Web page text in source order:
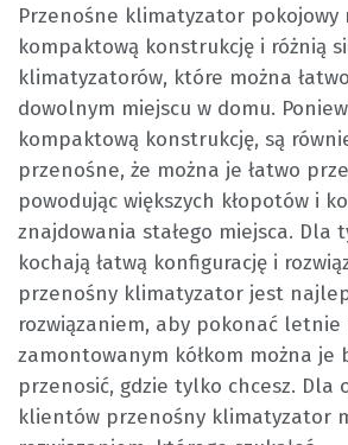
Przenośne klimatyzator pokojowy
kompaktową konstrukcję i różnią
klimatyzatorów, które można
dowolnym miejscu w domu.
kompaktową konstrukcję, są
przenośne, że można je łatwo
powodując większych kłopotów i
znajdowania stałego miejsca. Dla
kochają łatwą konfigurację i
przenośny klimatyzator jest
rozwiązaniem, aby pokonać letnie
zamontowanym kółkom można je
przenosić, gdzie tylko chcesz. Dla
klientów przenośny klimatyzator